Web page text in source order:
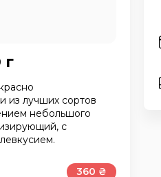
г
из лучших сортов
небольшого
с
360 ₴